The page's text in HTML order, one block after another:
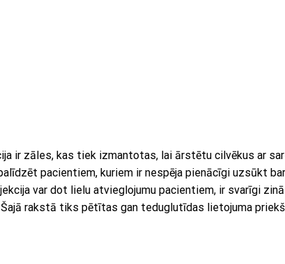
ir zāles, kas tiek izmantotas, lai ārstētu cilvēkus ar
pacientiem, kuriem ir nespēja pienācīgi uzsūkt
var dot lielu atvieglojumu pacientiem, ir svarīgi
rakstā tiks pētītas gan teduglutīdas lietojuma